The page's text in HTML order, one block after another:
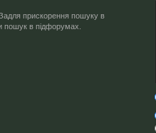
прискорення пошуку в
пошук в підфорумах.